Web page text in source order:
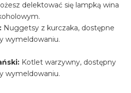
delektować się lampką wina
Nuggetsy z kurczaka, dostępne
wymeldowaniu.
Kotlet warzywny, dostępny
wymeldowaniu.